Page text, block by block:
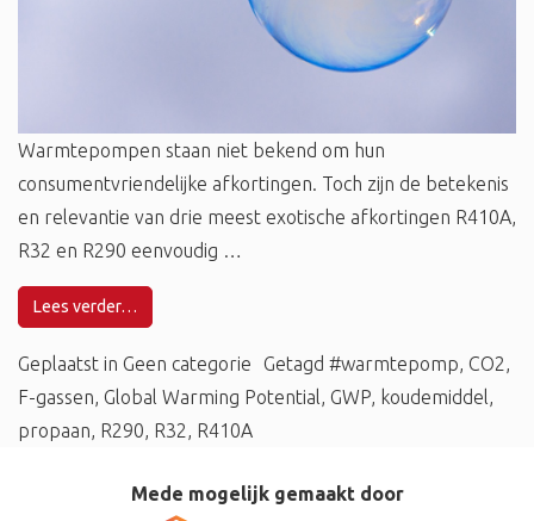
Warmtepompen staan niet bekend om hun
consumentvriendelijke afkortingen. Toch zijn de betekenis
en relevantie van drie meest exotische afkortingen R410A,
R32 en R290 eenvoudig …
Lees verder…
Geplaatst in Geen categorie Getagd #warmtepomp, CO2,
F-gassen, Global Warming Potential, GWP, koudemiddel,
propaan, R290, R32, R410A
Mede mogelijk gemaakt door